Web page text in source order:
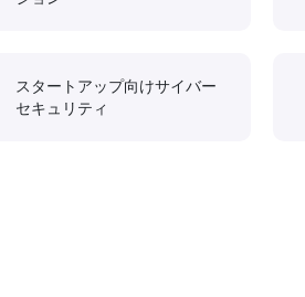
スタートアップ向けサイバー
セキュリティ